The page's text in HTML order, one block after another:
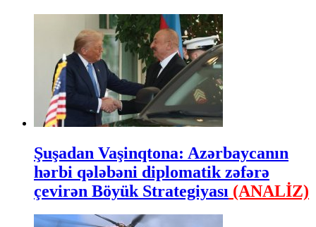
Şuşadan Vaşinqtona: Azərbaycanın
hərbi qələbəni diplomatik zəfərə
çevirən Böyük Strategiyası (ANALİZ)